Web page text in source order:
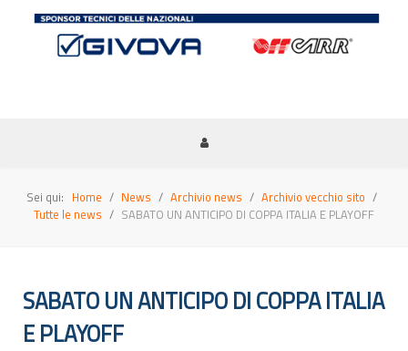
Sei qui: Home News Archivio news
Archivio vecchio sito
Tutte le news
SABATO UN ANTICIPO DI COPPA ITALIA E PLAYOFF
SABATO UN ANTICIPO DI COPPA ITALIA
E PLAYOFF